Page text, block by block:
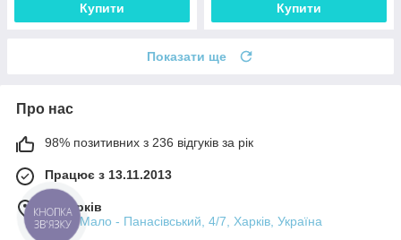
Купити Купити
Показати ще
Про нас
98% позитивних з 236 відгуків за рік
Працює з 13.11.2013
м. Харків
пров. Мало - Панасівський, 4/7, Харків, Україна
КНОПКА
ЗВ'ЯЗКУ